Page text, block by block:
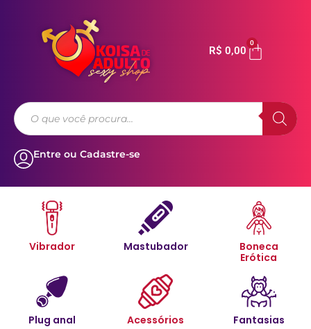
Entre ou Cadastre-se
R$ 0,00
0
Vibrador Mastubador
Boneca
Erótica
Plug anal Acessórios Fantasias